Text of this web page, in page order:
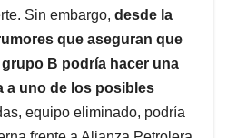
Sin embargo, desde la
que aseguran que
B podría hacer una
a uno de los posibles
equipo eliminado, podría